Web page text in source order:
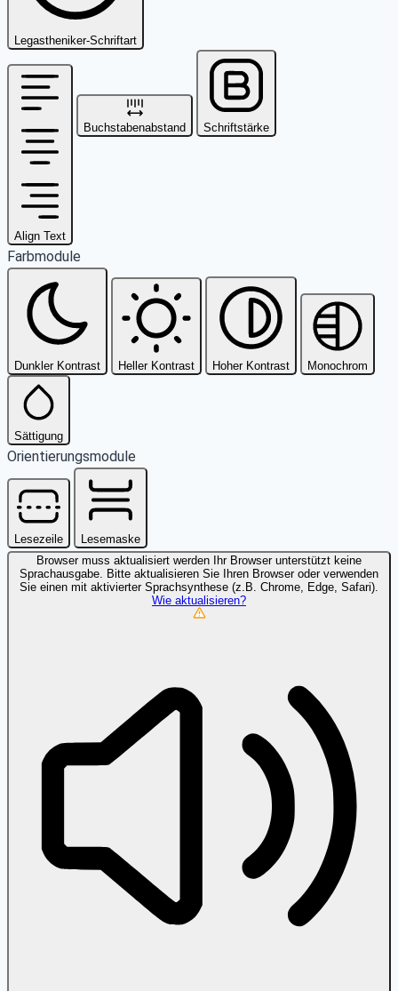
Legastheniker-Schriftart
Align Text
Buchstabenabstand Schriftstärke
Farbmodule
Dunkler Kontrast Heller Kontrast Hoher Kontrast Monochrom
Sättigung
Orientierungsmodule
Lesezeile
Lesemaske
Browser muss aktualisiert werden
Ihr Browser unterstützt keine
Sprachausgabe. Bitte aktualisieren Sie Ihren Browser oder verwenden
Sie einen mit aktivierter Sprachsynthese (z.B. Chrome, Edge, Safari).
Wie aktualisieren?